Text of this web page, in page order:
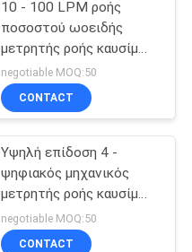
10 - 100 LPM ροής
ποσοστού ωοειδής
μετρητής ροής καυσίμων
εργαλείων ευθύγραμμος
με 15 μέτρα μήκους του
σκοινιού
negotiable MOQ:50
CONTACT
Υψηλή επίδοση 4 -
ψηφιακός μηχανικός
μετρητής ροής καυσίμων
50psi 3.5BAR
negotiable MOQ:50
CONTACT